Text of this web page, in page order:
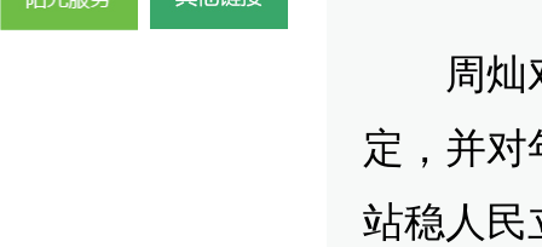
周灿对
定，并对
站稳人民